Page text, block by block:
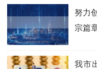
努力
宗篇
我市